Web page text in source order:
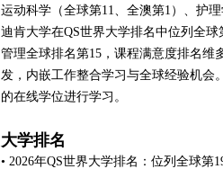
运动科学（全球第11、全澳第1）、护
迪肯大学在QS世界大学排名中位列全
管理全球排名第15，课程满意度排名维
发，内嵌工作整合学习与全球经验机会
的在线学位进行学习。
大学排名
• 2026年QS世界大学排名：位列全球第